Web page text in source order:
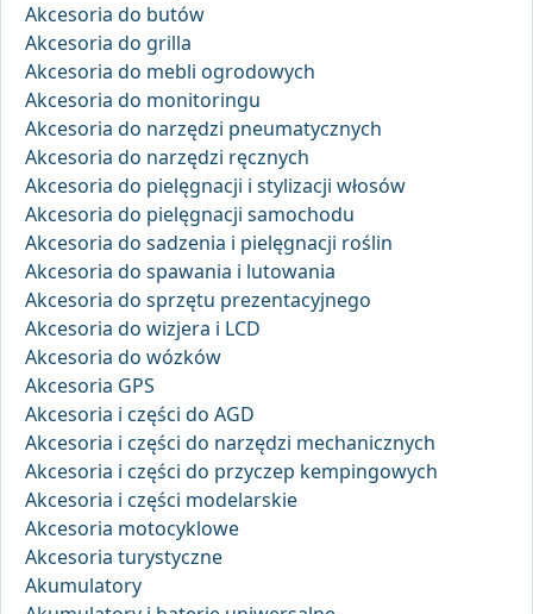
Akcesoria do butów
Akcesoria do grilla
Akcesoria do mebli ogrodowych
Akcesoria do monitoringu
Akcesoria do narzędzi pneumatycznych
Akcesoria do narzędzi ręcznych
Akcesoria do pielęgnacji i stylizacji włosów
Akcesoria do pielęgnacji samochodu
Akcesoria do sadzenia i pielęgnacji roślin
Akcesoria do spawania i lutowania
Akcesoria do sprzętu prezentacyjnego
Akcesoria do wizjera i LCD
Akcesoria do wózków
Akcesoria GPS
Akcesoria i części do AGD
Akcesoria i części do narzędzi mechanicznych
Akcesoria i części do przyczep kempingowych
Akcesoria i części modelarskie
Akcesoria motocyklowe
Akcesoria turystyczne
Akumulatory